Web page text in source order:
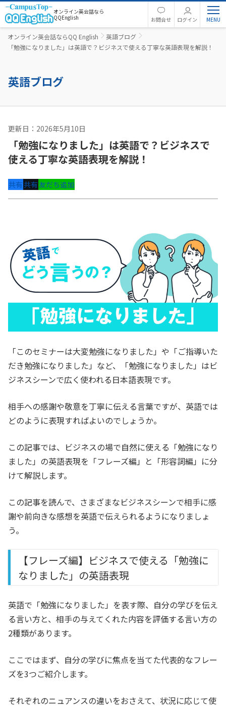
オンライン英会話なら
QQEnglish
お問合せ ログイン
オンライン英会話ならQQ English
英語ブログ
「勉強になりました」は英語で？ビジネスで使える丁寧な英語表現を解説！
英語ブログ
更新日：2026年5月10日
「勉強になりました」は英語で？ビジネスで
使える丁寧な英語表現を解説！
共有共有友だち追加
「このセミナーは大変勉強になりました」や「ご指導いた
だき勉強になりました」など、「勉強になりました」はビ
ジネスシーンで広く使われる日本語表現です。
相手への感謝や敬意を丁寧に伝える言葉ですが、英語では
どのように表現すればよいのでしょうか。
この記事では、ビジネスの場で自然に使える「勉強になり
ました」の英語表現を「フレーズ編」と「形容詞編」に分
けて解説します。
この記事を読んで、さまざまなビジネスシーンで相手に感
謝や前向きな感想を英語で伝えられるようになりましょ
う。
【フレーズ編】ビジネスで使える「勉強に
なりました」の英語表現
英語で「勉強になりました」を表す際、自分の学びを伝え
る言い方と、相手の与えてくれた内容を評価する言い方の
2種類があります。
ここではまず、自分の学びに焦点を当てた代表的なフレー
ズを3つご紹介します。
それぞれのニュアンスの違いをおさえて、状況に応じて使